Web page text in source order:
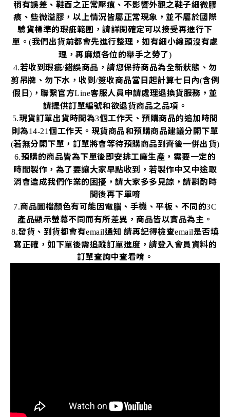
稍有誤差、鞋面之正常壓痕、不影響外觀之鞋子細微膠
痕、些微溢膠，以上情況皆屬正常現象，並不屬於國際
驗貨標準的瑕疵範圍，請詳閱確定可以接受再進行下
單。(我們出貨前都會先進行整理，如有細小線頭沒有處
理，再麻煩各位的舉手之勞了)
4.若收到瑕疵/錯誤商品，請您保持商品為全新狀態、勿
剪吊牌、勿下水，收到 /簽收商品當日起計算七日內(含例
假日) ，聯繫官方Line客服人員申請處理退換貨服務，並
請提供訂單編號和欲退貨商品之品項。
5.現貨訂單出貨時間為3個工作天、預購商品的追加時間
則為14-21個工作天。現貨商品和預購商品建議分開下單
(若無分開下單，訂單將會等待預購商品到齊後一併出貨)
6.預購的商品皆為下單後即安排工廠生產，需要一定的
時間製作，為了要讓大家早點收到，若製作中又中途取
消會造成我們作業的困擾，請大家多多見諒，請斟酌時
間後再下單唷
7.商品圖檔顏色有可能因電腦、手機、平板、不同的3C
產品顯示螢幕不同而有所差異，商品皆以實品為主。
8.發貨、到貨都會有email通知 請再記得檢查email是否填
寫正確，如下單後需追蹤訂單進度，請登入會員資料的
訂單查詢中查看唷。